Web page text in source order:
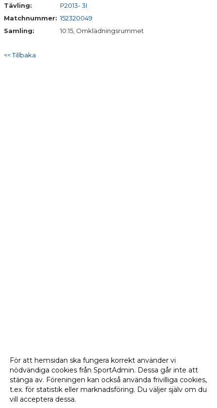
Tävling:
P2013- 3I
Matchnummer: 152320049
Samling:
10:15, Omklädningsrummet
<< Tillbaka
För att hemsidan ska fungera korrekt använder vi
nödvändiga cookies från SportAdmin. Dessa går inte att
stänga av. Föreningen kan också använda frivilliga cookies,
t.ex. för statistik eller marknadsföring. Du väljer själv om du
vill acceptera dessa.